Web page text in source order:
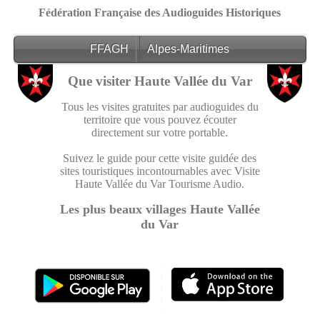
Fédération Française des Audioguides Historiques
FFAGH Alpes-Maritimes
Que visiter Haute Vallée du Var
Tous les visites gratuites par audioguides du
territoire que vous pouvez écouter
directement sur votre portable.
Suivez le guide pour cette visite guidée des
sites touristiques incontournables avec Visite
Haute Vallée du Var Tourisme Audio.
Les plus beaux villages Haute Vallée
du Var